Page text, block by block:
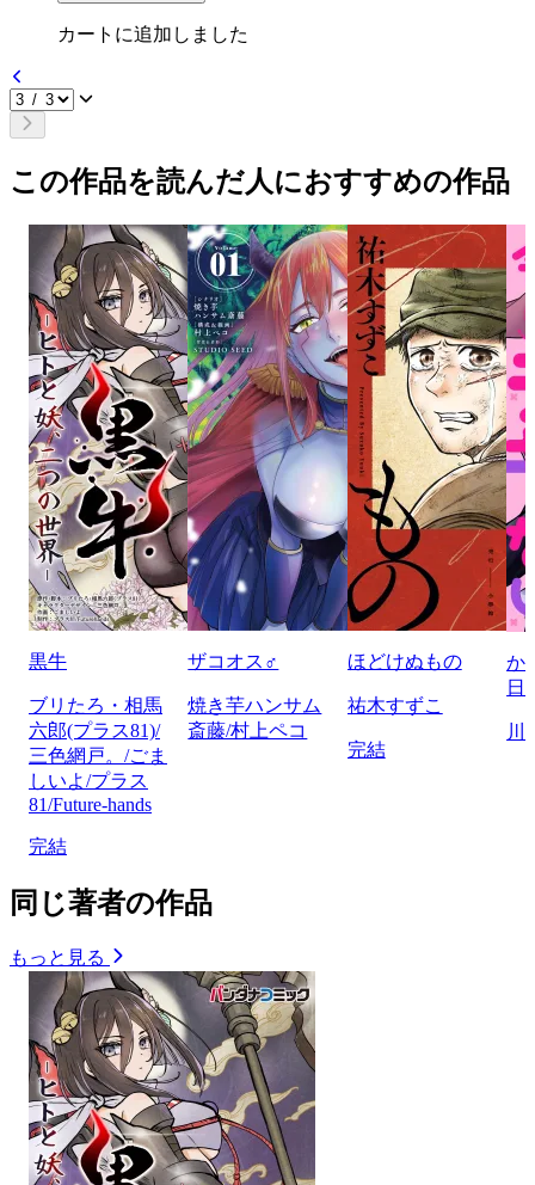
カートに追加しました
この作品を読んだ人におすすめの作品
黒牛
ブリたろ・相馬
六郎(プラス81)/
三色網戸。/ごま
しいよ/プラス
81/Future-hands
完結
ザコオス♂
焼き芋ハンサム
斎藤/村上ペコ
ほどけぬもの
祐木すずこ
完結
か
日
川
同じ著者の作品
もっと見る